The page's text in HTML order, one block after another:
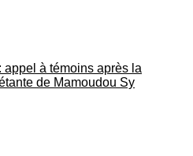
appel à témoins après la
de Mamoudou Sy